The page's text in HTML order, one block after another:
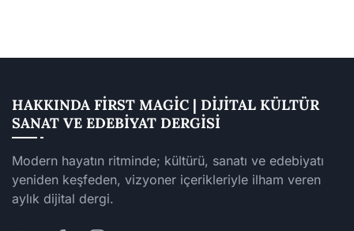
HAKKINDA FIRST MAGIC | DIJITAL KÜLTÜR
SANAT VE EDEBIYAT DERGISI
Modern hayatın ritminde; kültürü, sanatı ve edebiyatı
yeniden keşfeden, vizyoner içerikleriyle ilham veren
aylık dijital dergi.